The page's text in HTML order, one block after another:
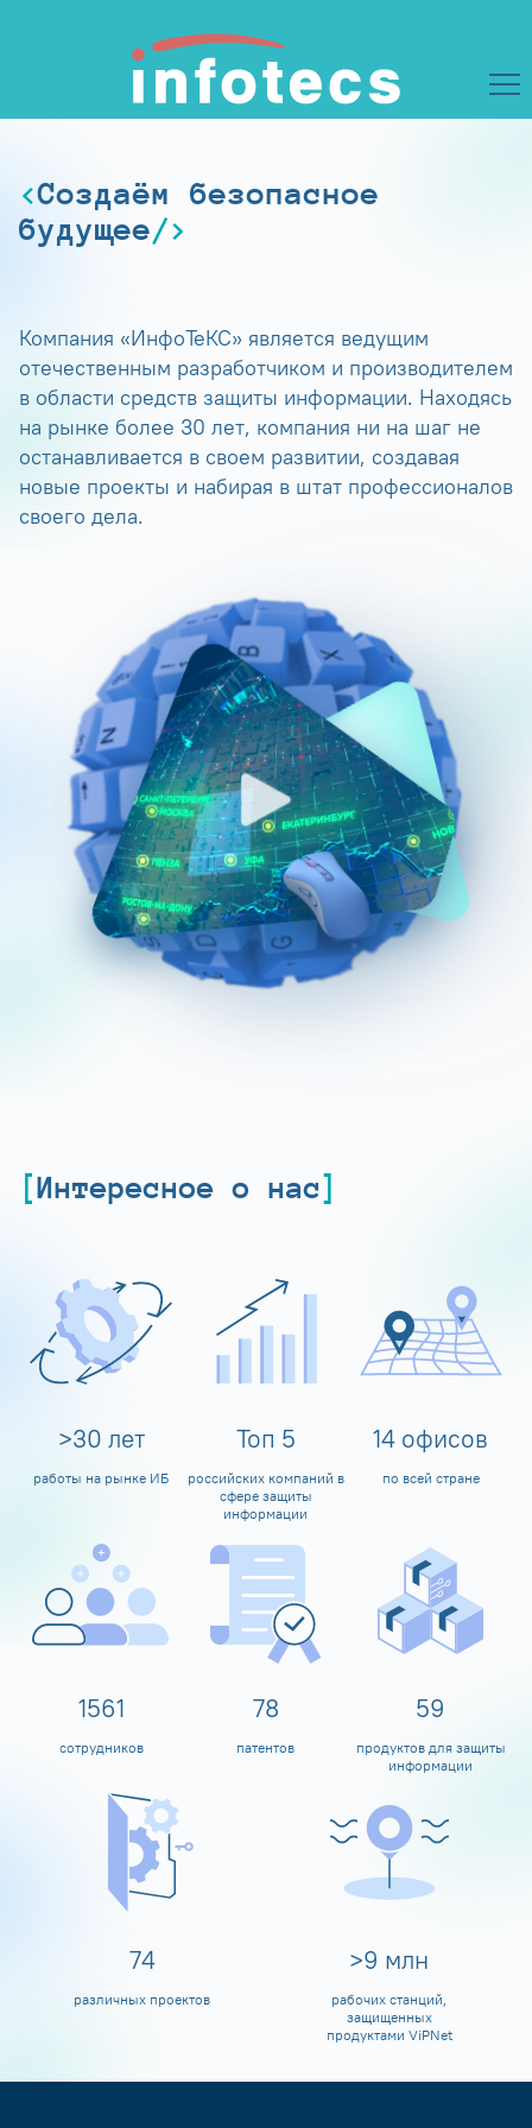
Создаём безопасное
будущее
Компания «ИнфоТеКС» является ведущим
отечественным разработчиком и производителем
в области средств защиты информации. Находясь
на рынке более 30 лет, компания ни на шаг не
останавливается в своем развитии, создавая
новые проекты и набирая в штат профессионалов
своего дела.
Интересное о нас
>30 лет
работы на рынке ИБ
Топ 5
российских компаний в
сфере защиты
информации
14 офисов
по всей стране
1600
сотрудников
80
патентов
60
продуктов для защиты
информации
80
различных проектов
>10 млн
рабочих станций,
защищенных
продуктами ViPNet